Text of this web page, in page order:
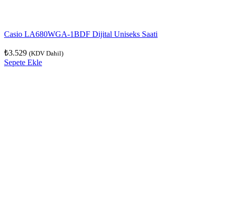
Casio LA680WGA-1BDF Dijital Uniseks Saati
₺3.529 (KDV Dahil)
Sepete Ekle